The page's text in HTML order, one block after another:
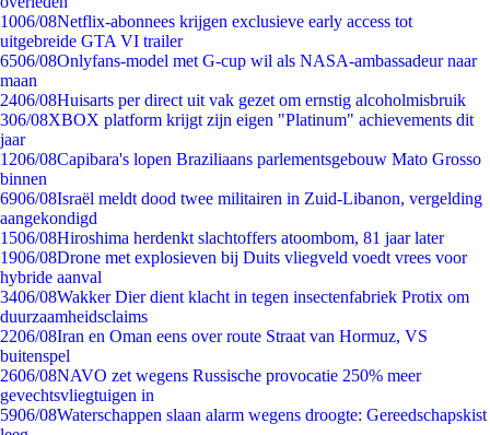
1006/08Netflix-abonnees krijgen exclusieve early access tot
uitgebreide GTA VI trailer
6506/08Onlyfans-model met G-cup wil als NASA-ambassadeur naar
maan
2406/08Huisarts per direct uit vak gezet om ernstig alcoholmisbruik
306/08XBOX platform krijgt zijn eigen "Platinum" achievements dit
jaar
1206/08Capibara's lopen Braziliaans parlementsgebouw Mato Grosso
binnen
6906/08Israël meldt dood twee militairen in Zuid-Libanon, vergelding
aangekondigd
1506/08Hiroshima herdenkt slachtoffers atoombom, 81 jaar later
1906/08Drone met explosieven bij Duits vliegveld voedt vrees voor
hybride aanval
3406/08Wakker Dier dient klacht in tegen insectenfabriek Protix om
duurzaamheidsclaims
2206/08Iran en Oman eens over route Straat van Hormuz, VS
buitenspel
2606/08NAVO zet wegens Russische provocatie 250% meer
gevechtsvliegtuigen in
5906/08Waterschappen slaan alarm wegens droogte: Gereedschapskist